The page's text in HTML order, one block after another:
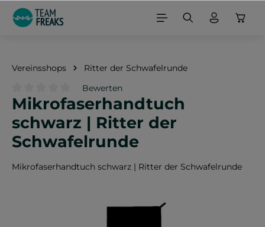
springen
Vereinsshops Ritter der Schwafelrunde
Durchschnittliche Bewertung von 0 von 5 Sternen
Bewerten
Mikrofaserhandtuch
schwarz | Ritter der
Schwafelrunde
Mikrofaserhandtuch schwarz | Ritter der Schwafelrunde